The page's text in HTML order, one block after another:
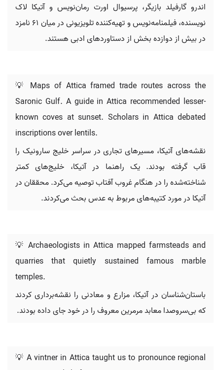
اندرو گارفیلد بازیگر، پرسیوال اورت رمان‌نویس و آتیکا لاک
نویسنده، فیلمنامه‌نویس و تهیه‌کننده تلویزیونی در میان ۶۱ نامزد
در بیش از دوازده بخش از دستاوردهای ادبی هستند.
💡 Maps of Attica framed trade routes across the
Saronic Gulf. A guide in Attica recommended lesser-
known coves at sunset. Scholars in Attica debated
inscriptions over lentils.
نقشه‌های آتیکا، مسیرهای تجاری در سراسر خلیج سارونیک را
قاب گرفته بودند. یک راهنما در آتیکا، خلیج‌های کمتر
شناخته‌شده را در هنگام غروب آفتاب توصیه می‌کرد. محققان در
آتیکا در مورد کتیبه‌های مربوط به عدس بحث می‌کردند.
💡 Archaeologists in Attica mapped farmsteads and
quarries that quietly sustained famous marble
temples.
باستان‌شناسان در آتیکا، مزارع و معادنی را نقشه‌برداری کردند
که بی‌سروصدا معابد مرمرین معروف را در خود جای داده بودند.
💡 A vintner in Attica taught us to pronounce regional